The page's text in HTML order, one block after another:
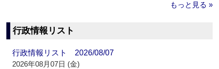
もっと見る »
行政情報リスト
行政情報リスト 2026/08/07
2026年08月07日 (金)